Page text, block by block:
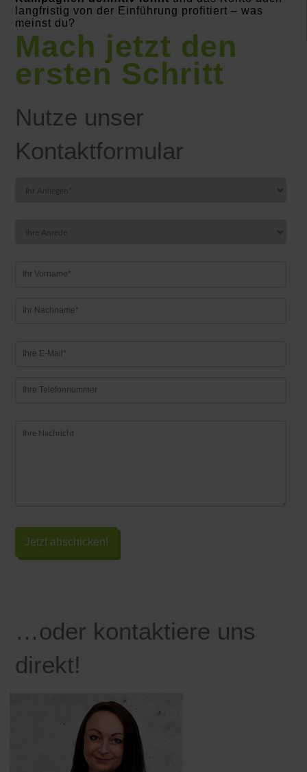
langfristig von der Einführung profitiert – was
meinst du?
Mach jetzt den
ersten Schritt
Nutze unser
Kontaktformular
…oder kontaktiere uns
direkt!